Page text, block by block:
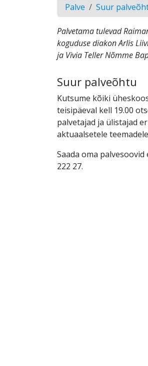
Palve Suur
Palvetama tulevad
koguduse diakon Arlis
ja Vivia Teller Nõmme
Suur palveõhtu
Kutsume kõiki
teisipäeval kell 19.00
palvetajad ja ülistajad
aktuaalsetele
Saada oma
222 27.